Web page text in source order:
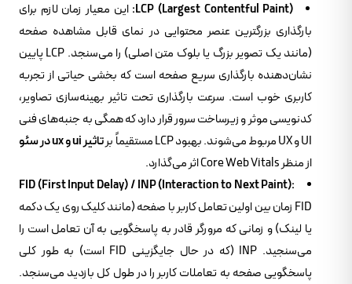
LCP (Largest Contentful Paint): این معیار زمان لازم برای
بارگذاری بزرگترین عنصر محتوایی در نمای قابل مشاهده صفحه
(مانند یک تصویر بزرگ یا بلوک متن اصلی) را می‌سنجد. LCP پایین
نشان‌دهنده بارگذاری سریع صفحه است که بخشی حیاتی از تجربه
کاربری خوب است. سرعت بارگذاری تحت تاثیر بهینه‌سازی تصاویر،
کدنویسی موثر و زیرساخت سرور قرار دارد که همگی به جنبه‌های فنی
UI و UX مربوط می‌شوند. بهبود LCP مستقیماً بر
تاثیر ui و ux در سئو
از منظر Core Web Vitals اثر می‌گذارد.
FID (First Input Delay) / INP (Interaction to Next Paint):
FID زمان بین اولین تعامل کاربر با صفحه (مانند کلیک روی یک دکمه
یا لینک) و زمانی که مرورگر قادر به پاسخگویی به آن تعامل است را
می‌سنجید. INP (که در حال جایگزینی FID است) به طور کلی
پاسخگویی صفحه به تعاملات کاربر را در طول کل بازدید می‌سنجد.